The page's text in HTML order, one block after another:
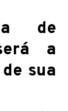
de
a
sua